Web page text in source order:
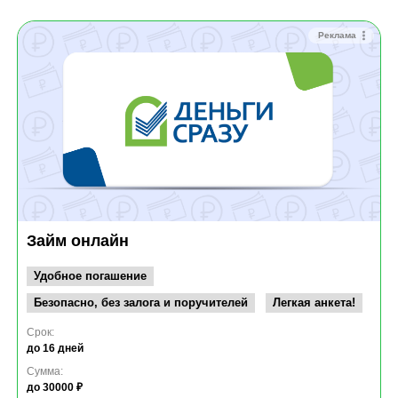
Реклама
Займ онлайн
Удобное погашение
Безопасно, без залога и поручителей
Легкая анкета!
Срок:
до 16 дней
Сумма:
до 30000 ₽